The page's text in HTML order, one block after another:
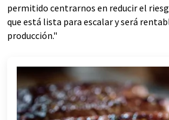
permitido centrarnos en reducir el
que está lista para escalar y será
producción."